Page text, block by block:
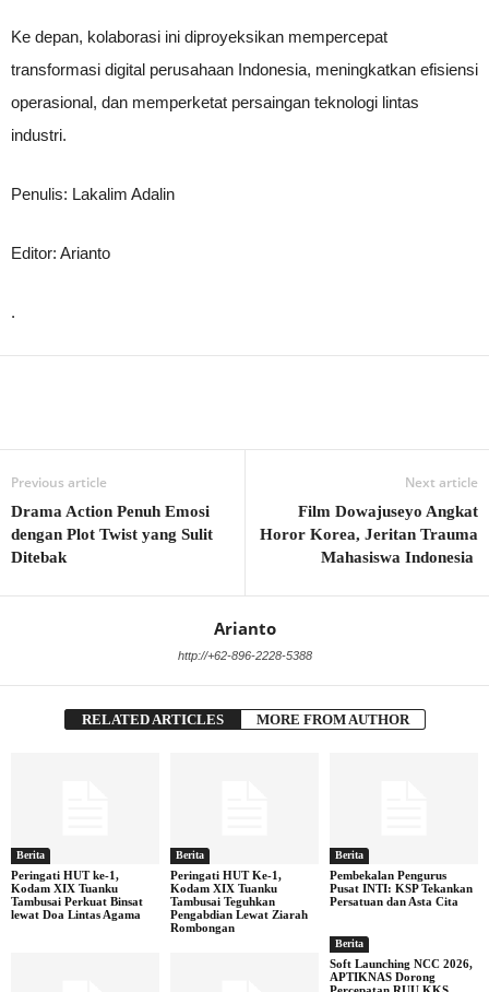
Ke depan, kolaborasi ini diproyeksikan mempercepat
transformasi digital perusahaan Indonesia, meningkatkan efisiensi
operasional, dan memperketat persaingan teknologi lintas
industri.
Penulis: Lakalim Adalin
Editor: Arianto
.
Previous article
Drama Action Penuh Emosi
dengan Plot Twist yang Sulit
Ditebak
Next article
Film Dowajuseyo Angkat
Horor Korea, Jeritan Trauma
Mahasiswa Indonesia
Arianto
http://+62-896-2228-5388
RELATED ARTICLES MORE FROM AUTHOR
Berita
Peringati HUT ke-1,
Kodam XIX Tuanku
Tambusai Perkuat Binsat
lewat Doa Lintas Agama
Berita
Peringati HUT Ke-1,
Kodam XIX Tuanku
Tambusai Teguhkan
Pengabdian Lewat Ziarah
Rombongan
Berita
Pembekalan Pengurus
Pusat INTI: KSP Tekankan
Persatuan dan Asta Cita
Berita
Soft Launching NCC 2026,
APTIKNAS Dorong